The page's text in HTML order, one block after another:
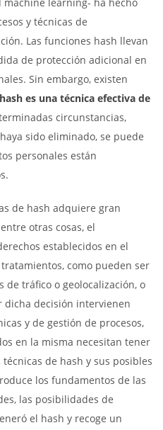
y técnicas de
Las funciones hash llevan
de protección adicional en
Sin embargo, existen
es una técnica efectiva de
circunstancias,
sido eliminado, se puede
personales están
de hash adquiere gran
otras cosas, el
establecidos en el
como pueden ser
de tráfico o geolocalización, o
dicha decisión intervienen
y de gestión de procesos,
en la misma necesitan tener
de hash y sus posibles
los fundamentos de las
las posibilidades de
el hash y recoge un